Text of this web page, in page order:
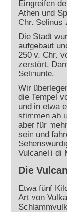
Eingreifen
Athen und
Chr. Selinus
Die Stadt
aufgebaut
250 v. Chr.
zerstört.
Selinunte.
Wir
die Tempel
und in etwa
stimmen ab
aber für
sein und
Vulcanelli di
Die
Etwa fünf
Art von